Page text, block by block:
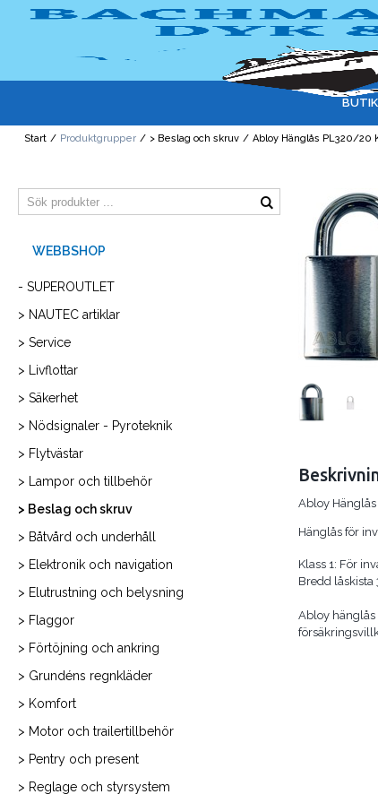
Start / Produktgrupper / > Beslag och skruv / Abloy Hänglås PL320/20
- SUPEROUTLET
> NAUTEC artiklar
> Service
> Livflottar
> Säkerhet
> Nödsignaler - Pyroteknik
> Flytvästar
> Lampor och tillbehör
> Beslag och skruv
> Båtvård och underhåll
> Elektronik och navigation
> Elutrustning och belysning
> Flaggor
> Förtöjning och ankring
> Grundéns regnkläder
> Komfort
> Motor och trailertillbehör
> Pentry och present
> Reglage och styrsystem
Abloy
Hänglås för
Klass 1: För
Bredd låskista
Abloy hänglås